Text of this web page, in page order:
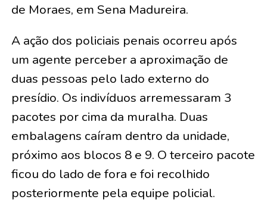
de Moraes, em Sena Madureira.
A ação dos policiais penais ocorreu após
um agente perceber a aproximação de
duas pessoas pelo lado externo do
presídio. Os indivíduos arremessaram 3
pacotes por cima da muralha. Duas
embalagens caíram dentro da unidade,
próximo aos blocos 8 e 9. O terceiro pacote
ficou do lado de fora e foi recolhido
posteriormente pela equipe policial.